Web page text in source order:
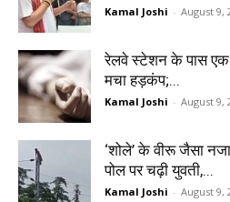
Kamal Joshi - August 9,
रेलवे स्टेशन के पास एक
मचा हड़कंप;...
Kamal Joshi - August 9,
‘शोले’ के वीरू जैसा
पोल पर चढ़ी युवती,...
Kamal Joshi - August 9,